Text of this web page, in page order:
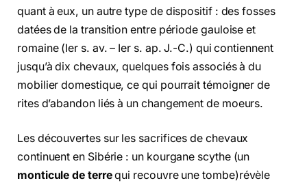
quant à eux, un autre type de dispositif : des fosses
datées de la transition entre période gauloise et
romaine (Ier s. av. – Ier s. ap. J.-C.) qui contiennent
jusqu’à dix chevaux, quelques fois associés à du
mobilier domestique, ce qui pourrait témoigner de
rites d’abandon liés à un changement de moeurs.
Les découvertes sur les sacrifices de chevaux
continuent en Sibérie : un kourgane scythe (un
monticule de terrequi recouvre une tombe)révèle